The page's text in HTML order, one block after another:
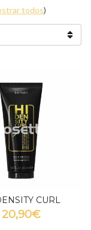
todos)
CURL
20,90€